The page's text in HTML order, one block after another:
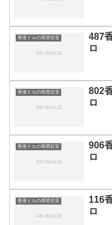
香港ドルの両替目安
487
ロ
香港ドルの両替目安
802
ロ
香港ドルの両替目安
906
ロ
香港ドルの両替目安
116
ロ